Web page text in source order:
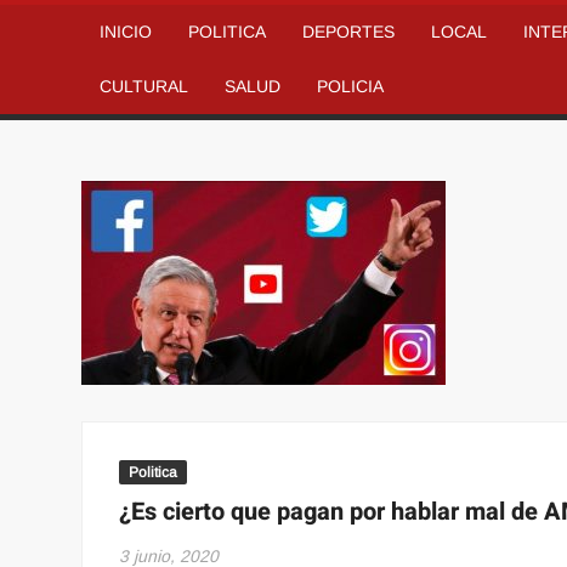
INICIO POLITICA DEPORTES LOCAL
CULTURAL SALUD POLICIA
Politica
¿Es cierto que pagan por hablar mal de
3 junio, 2020